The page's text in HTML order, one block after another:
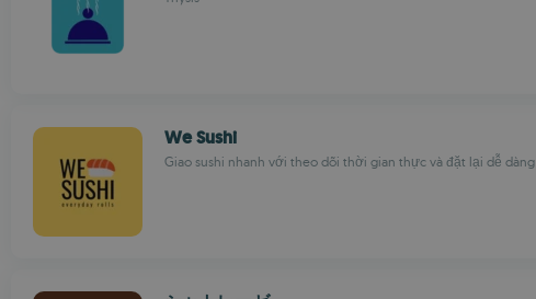
We Sushi
Giao sushi nhanh với theo dõi thời gian thực và đặt lại dễ dàng